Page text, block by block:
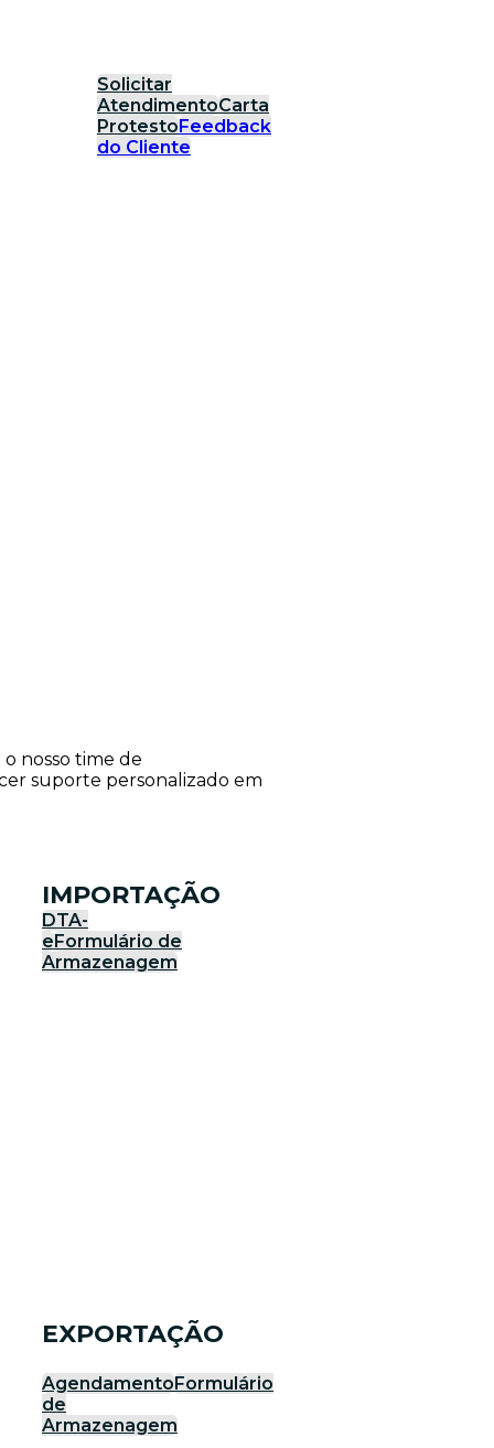
Solicitar
AtendimentoCarta
ProtestoFeedback
do Cliente
nosso time de
suporte personalizado em
IMPORTAÇÃO
DTA-
eFormulário de
Armazenagem
EXPORTAÇÃO
AgendamentoFormulário
de
Armazenagem